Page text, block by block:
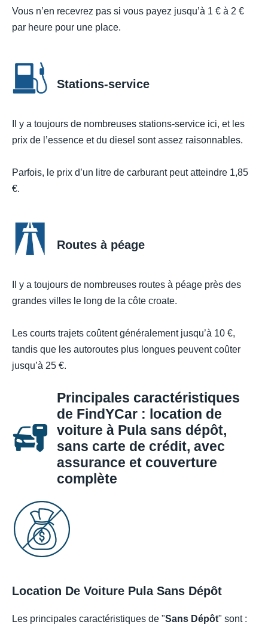
Vous n’en recevrez pas si vous payez jusqu’à 1 € à 2 €
par heure pour une place.
Stations-service
Il y a toujours de nombreuses stations-service ici, et les
prix de l’essence et du diesel sont assez raisonnables.
Parfois, le prix d’un litre de carburant peut atteindre 1,85
€.
Routes à péage
Il y a toujours de nombreuses routes à péage près des
grandes villes le long de la côte croate.
Les courts trajets coûtent généralement jusqu’à 10 €,
tandis que les autoroutes plus longues peuvent coûter
jusqu’à 25 €.
Principales caractéristiques
de FindYCar : location de
voiture à Pula sans dépôt,
sans carte de crédit, avec
assurance et couverture
complète
Location De Voiture Pula Sans Dépôt
Les principales caractéristiques de "Sans Dépôt" sont :